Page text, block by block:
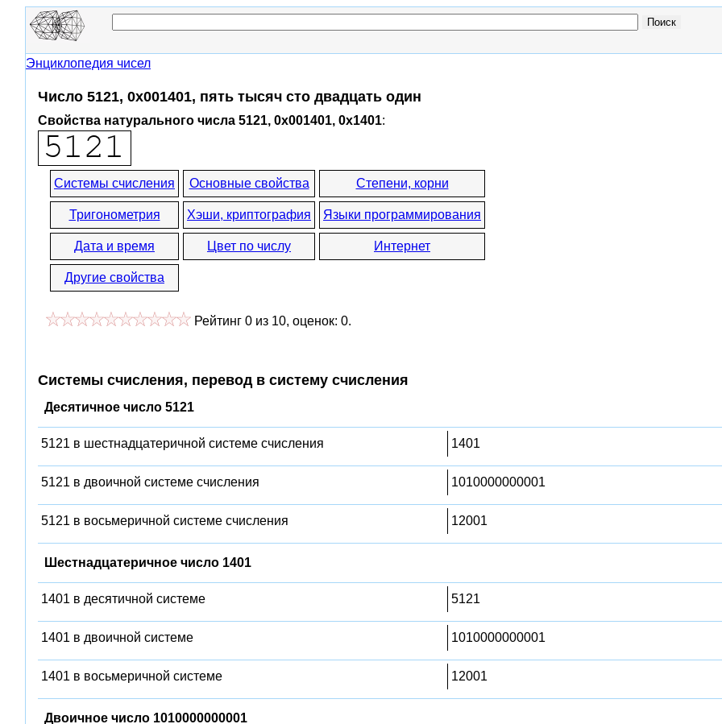
Энциклопедия чисел
Число 5121, 0x001401, пять тысяч сто двадцать один
Свойства натурального числа 5121, 0x001401, 0x1401:
Системы счисления Основные свойства Степени, корни
Тригонометрия Хэши, криптография Языки программирования
Дата и время Цвет по числу Интернет
Другие свойства
Рейтинг 0 из 10, оценок: 0.
Системы счисления, перевод в систему счисления
Десятичное число 5121
5121 в шестнадцатеричной системе счисления 1401
5121 в двоичной системе счисления 1010000000001
5121 в восьмеричной системе счисления 12001
Шестнадцатеричное число 1401
1401 в десятичной системе 5121
1401 в двоичной системе 1010000000001
1401 в восьмеричной системе 12001
Двоичное число 1010000000001